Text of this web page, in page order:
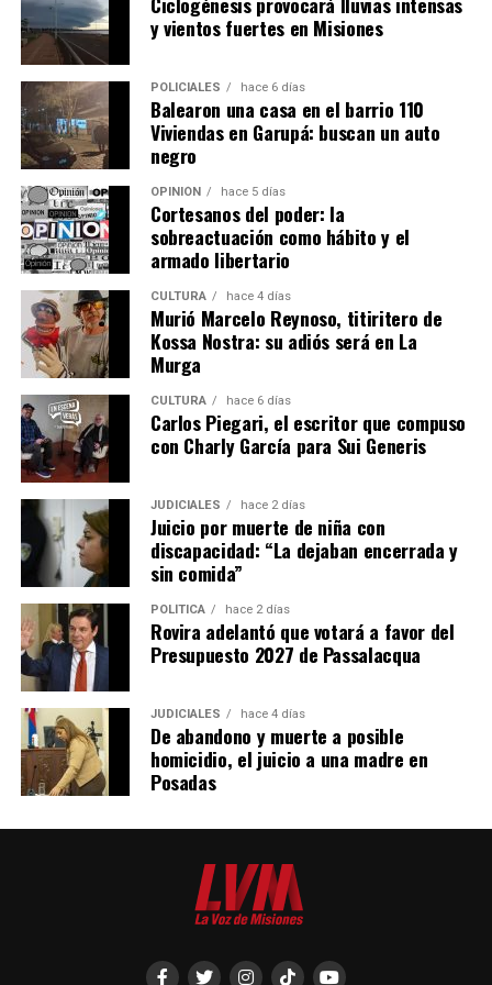
y vientos fuertes en Misiones
POLICIALES hace 6 días
Balearon una casa en el barrio 110
Viviendas en Garupá: buscan un auto
negro
OPINIÓN hace 5 días
Cortesanos del poder: la
sobreactuación como hábito y el
armado libertario
CULTURA hace 4 días
Murió Marcelo Reynoso, titiritero de
Kossa Nostra: su adiós será en La
Murga
CULTURA hace 6 días
Carlos Piegari, el escritor que compuso
con Charly García para Sui Generis
JUDICIALES hace 2 días
Juicio por muerte de niña con
discapacidad: “La dejaban encerrada y
sin comida”
POLÍTICA hace 2 días
Rovira adelantó que votará a favor del
Presupuesto 2027 de Passalacqua
JUDICIALES hace 4 días
De abandono y muerte a posible
homicidio, el juicio a una madre en
Posadas